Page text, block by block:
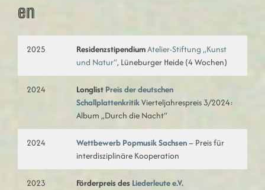
en
2025 ResidenzstipendiumAtelier-Stiftung „Kunst
und Natur“, Lüneburger Heide (4 Wochen)
2024 Longlist Preis der deutschen
SchallplattenkritikVierteljahrespreis 3/2024:
Album „Durch die Nacht“
2024 Wettbewerb Popmusik Sachsen– Preis für
interdisziplinäre Kooperation
2023 Förderpreis des Liederleute e.V.